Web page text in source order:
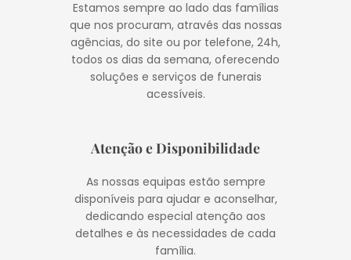
Estamos sempre ao lado das famílias
que nos procuram, através das nossas
agências, do site ou por telefone, 24h,
todos os dias da semana, oferecendo
soluções e serviços de funerais
acessíveis.
Atenção e Disponibilidade
As nossas equipas estão sempre
disponíveis para ajudar e aconselhar,
dedicando especial atenção aos
detalhes e às necessidades de cada
família.